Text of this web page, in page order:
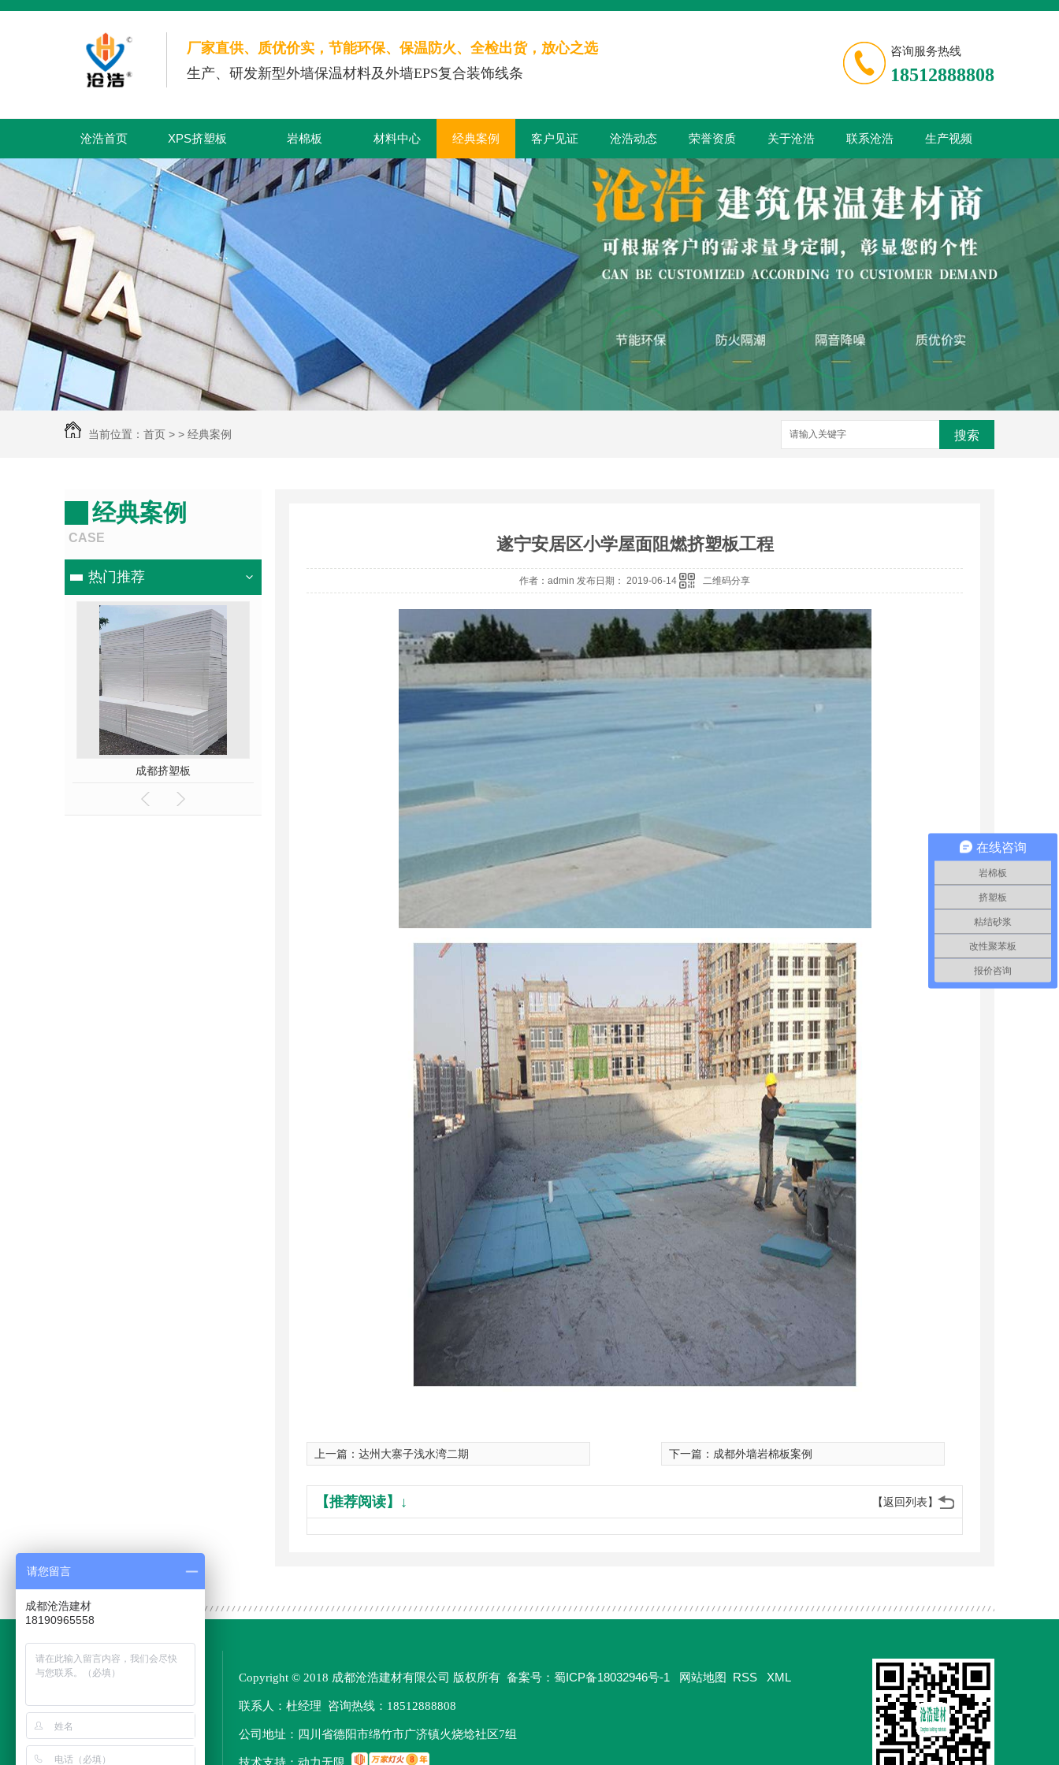
厂家直供、质优价实，节能环保、保温防火、全检出货，放心之选
生产、研发新型外墙保温材料及外墙EPS复合装饰线条
咨询服务热线
18512888808
沧浩首页 XPS挤塑板 岩棉板 材料中心 经典案例 客户见证 沧浩动态 荣誉资质 关于沧浩 联系沧浩 生产视频
当前位置： 首页 > > 经典案例 搜索
经典案例
CASE
热门推荐
成都挤塑板
遂宁安居区小学屋面阻燃挤塑板工程
作者：admin 发布日期： 2019-06-14 二维码分享
上一篇： 达州大寨子浅水湾二期 下一篇： 成都外墙岩棉板案例
【返回列表】
【推荐阅读】↓
欢迎来电咨询
E-MAIL
758649476@qq.com
Copyright © 2018 成都沧浩建材有限公司 版权所有 备案号： 蜀ICP备18032946号-1 网站地图 RSS XML
联系人：杜经理 咨询热线：18512888808
公司地址：四川省德阳市绵竹市广济镇火烧埝社区7组
技术支持： 动力无限
在线咨询
岩棉板
挤塑板
粘结砂浆
改性聚苯板
报价咨询
请您留言
成都沧浩建材
18190965558